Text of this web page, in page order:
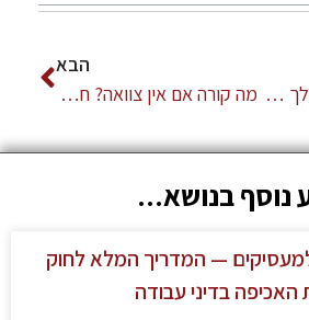
העסקת בני נוער במהלך חופשת הקיץ
הבא
מה קורה אם אין צוואה? חלוקת הרכוש לפי חוק הירושה.
נוסף בנושא...
— המדריך המלא לחוק
האכיפה בדיני עבודה